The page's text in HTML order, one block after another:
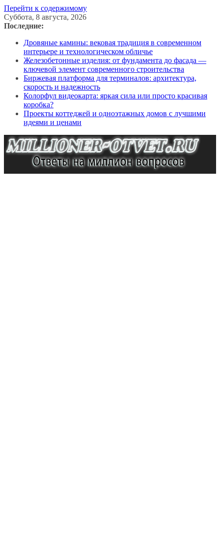
Перейти к содержимому
Суббота, 8 августа, 2026
Последние:
Дровяные камины: вековая традиция в современном
интерьере и технологическом обличье
Железобетонные изделия: от фундамента до фасада —
ключевой элемент современного строительства
Биржевая платформа для терминалов: архитектура,
скорость и надежность
Колорфул видеокарта: яркая сила или просто красивая
коробка?
Проекты коттеджей и одноэтажных домов с лучшими
идеями и ценами